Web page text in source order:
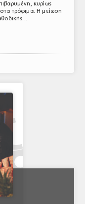
κυρίως
τρόφιμα. Η μείωση